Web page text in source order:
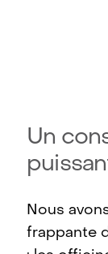
Un
Nous
frappante